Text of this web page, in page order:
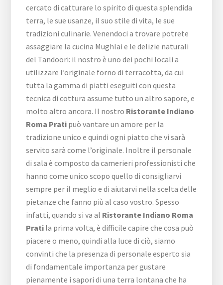
cercato di catturare lo spirito di questa splendida
terra, le sue usanze, il suo stile di vita, le sue
tradizioni culinarie. Venendoci a trovare potrete
assaggiare la cucina Mughlai e le delizie naturali
del Tandoori: il nostro è uno dei pochi locali a
utilizzare l’originale forno di terracotta, da cui
tutta la gamma di piatti eseguiti con questa
tecnica di cottura assume tutto un altro sapore, e
molto altro ancora. Il nostro Ristorante Indiano
Roma Prati può vantare un amore per la
tradizione unico e quindi ogni piatto che vi sarà
servito sarà come l’originale. Inoltre il personale
di sala è composto da camerieri professionisti che
hanno come unico scopo quello di consigliarvi
sempre per il meglio e di aiutarvi nella scelta delle
pietanze che fanno più al caso vostro. Spesso
infatti, quando si va al Ristorante Indiano Roma
Prati la prima volta, è difficile capire che cosa può
piacere o meno, quindi alla luce di ciò, siamo
convinti che la presenza di personale esperto sia
di fondamentale importanza per gustare
pienamente i sapori di una terra lontana che ha